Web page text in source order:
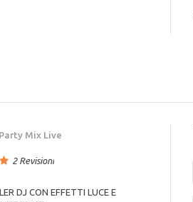
Mix Live
2Revisioni
DJ CON EFFETTI LUCE E